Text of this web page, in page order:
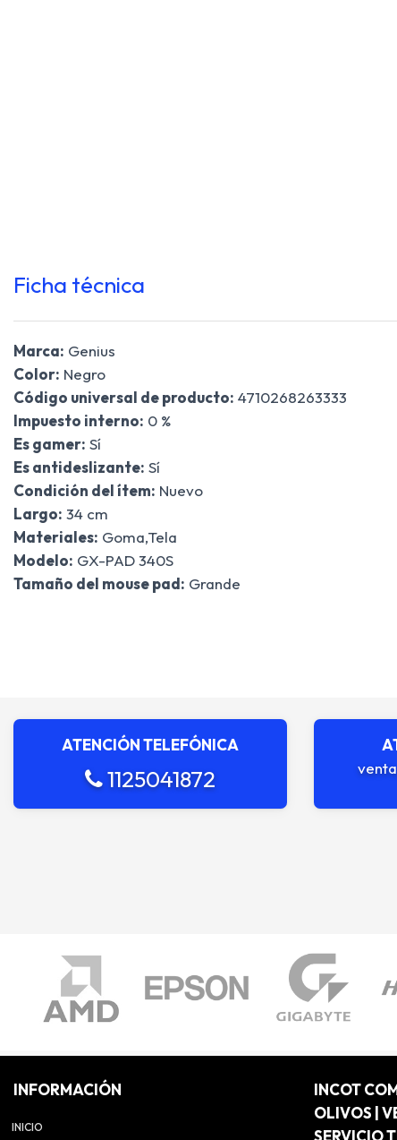
Ficha técnica
Marca: Genius
Color: Negro
Código universal de producto: 4710268263333
Impuesto interno: 0 %
Es gamer: Sí
Es antideslizante: Sí
Condición del ítem: Nuevo
Largo: 34 cm
Materiales: Goma,Tela
Modelo: GX-PAD 340S
Tamaño del mouse pad: Grande
ATENCIÓN TELEFÓNICA
1125041872
INFORMACIÓN
INICIO
INCOT
OLIVOS |
SERVICIO